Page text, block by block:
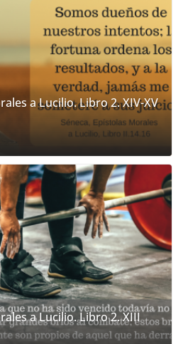
a Lucilio. Libro 2. XIV-XV
a Lucilio. Libro 2. XIII